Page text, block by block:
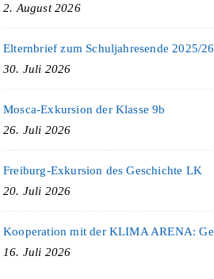
2. August 2026
Elternbrief zum Schuljahresende 2025/26
30. Juli 2026
Mosca-Exkursion der Klasse 9b
26. Juli 2026
Freiburg-Exkursion des Geschichte LK
20. Juli 2026
16. Juli 2026